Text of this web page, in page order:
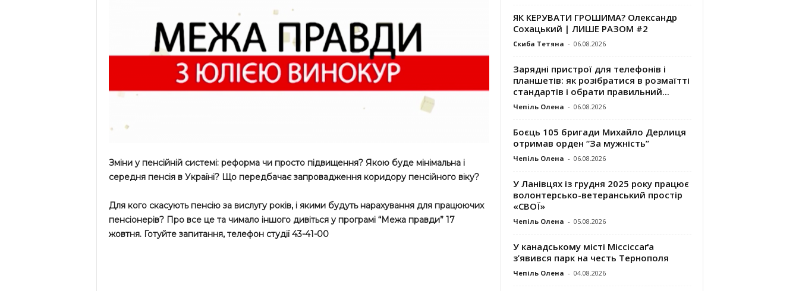
Зміни у пенсійній системі: реформа чи просто підвищення? Якою буде мінімальна і
середня пенсія в Україні? Що передбачає запровадження коридору пенсійного віку?
Для кого скасують пенсію за вислугу років, і якими будуть нарахування для працюючих
пенсіонерів? Про все це та чимало іншого дивіться у програмі “Межа правди” 17
жовтня. Готуйте запитання, телефон студії 43-41-00
ЯК КЕРУВАТИ ГРОШИМА? Олександр
Сохацький | ЛИШЕ РАЗОМ #2
Скиба Тетяна - 06.08.2026
Зарядні пристрої для телефонів і
планшетів: як розібратися в розмаїтті
стандартів і обрати правильний...
Чепіль Олена - 06.08.2026
Боєць 105 бригади Михайло Дерлиця
отримав орден “За мужність”
Чепіль Олена - 06.08.2026
У Ланівцях із грудня 2025 року працює
волонтерсько-ветеранський простір
«СВОЇ»
Чепіль Олена - 05.08.2026
У канадському місті Міссіссаґа
з’явився парк на честь Тернополя
Чепіль Олена - 04.08.2026